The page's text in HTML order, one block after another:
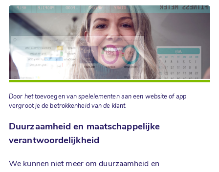
Door het toevoegen van spelelementen aan een website of app
vergroot je de betrokkenheid van de klant.
Duurzaamheid en maatschappelijke
verantwoordelijkheid
We kunnen niet meer om duurzaamheid en